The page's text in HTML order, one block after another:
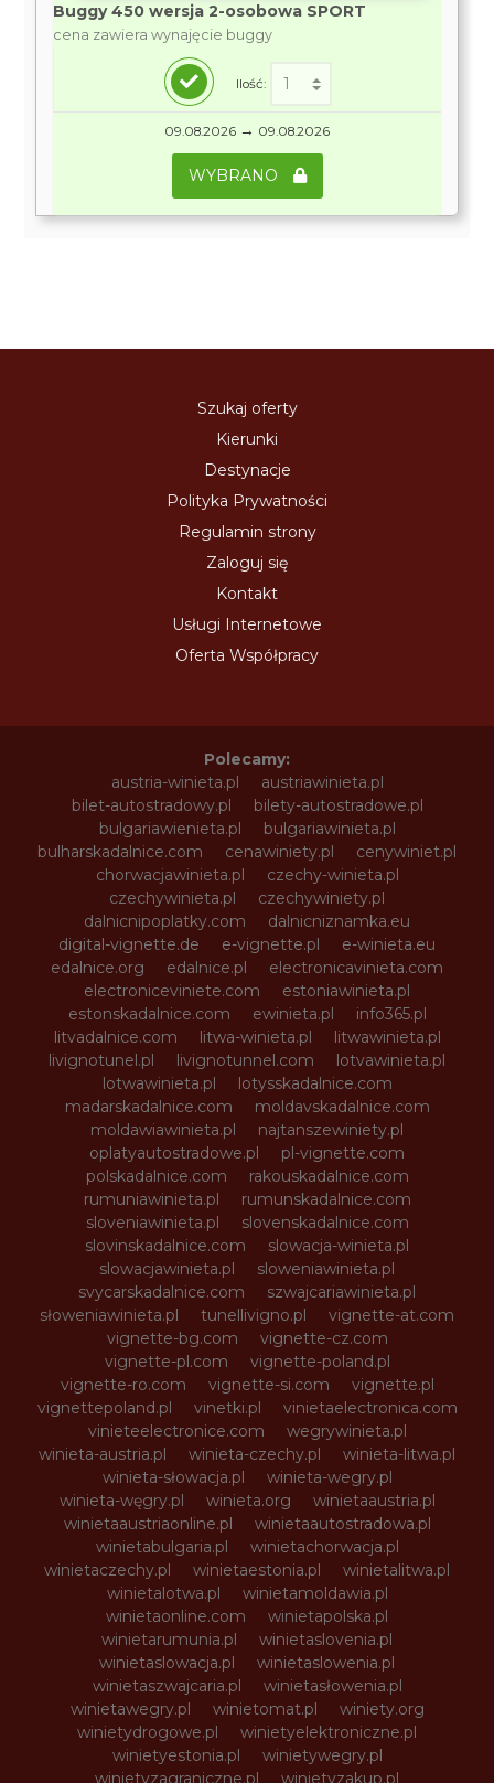
Buggy 450 wersja 2-osobowa SPORT
cena zawiera wynajęcie buggy
Ilość:
09.08.2026 → 09.08.2026
WYBRANO
Szukaj oferty
Kierunki
Destynacje
Polityka Prywatności
Regulamin strony
Zaloguj się
Kontakt
Usługi Internetowe
Oferta Współpracy
Polecamy:
austria-winieta.pl
austriawinieta.pl
bilet-autostradowy.pl
bilety-autostradowe.pl
bulgariawienieta.pl
bulgariawinieta.pl
bulharskadalnice.com
cenawiniety.pl
cenywiniet.pl
chorwacjawinieta.pl
czechy-winieta.pl
czechywinieta.pl
czechywiniety.pl
dalnicnipoplatky.com
dalnicniznamka.eu
digital-vignette.de
e-vignette.pl
e-winieta.eu
edalnice.org
edalnice.pl
electronicavinieta.com
electroniceviniete.com
estoniawinieta.pl
estonskadalnice.com
ewinieta.pl
info365.pl
litvadalnice.com
litwa-winieta.pl
litwawinieta.pl
livignotunel.pl
livignotunnel.com
lotvawinieta.pl
lotwawinieta.pl
lotysskadalnice.com
madarskadalnice.com
moldavskadalnice.com
moldawiawinieta.pl
najtanszewiniety.pl
oplatyautostradowe.pl
pl-vignette.com
polskadalnice.com
rakouskadalnice.com
rumuniawinieta.pl
rumunskadalnice.com
sloveniawinieta.pl
slovenskadalnice.com
slovinskadalnice.com
slowacja-winieta.pl
slowacjawinieta.pl
sloweniawinieta.pl
svycarskadalnice.com
szwajcariawinieta.pl
słoweniawinieta.pl
tunellivigno.pl
vignette-at.com
vignette-bg.com
vignette-cz.com
vignette-pl.com
vignette-poland.pl
vignette-ro.com
vignette-si.com
vignette.pl
vignettepoland.pl
vinetki.pl
vinietaelectronica.com
vinieteelectronice.com
wegrywinieta.pl
winieta-austria.pl
winieta-czechy.pl
winieta-litwa.pl
winieta-słowacja.pl
winieta-wegry.pl
winieta-węgry.pl
winieta.org
winietaaustria.pl
winietaaustriaonline.pl
winietaautostradowa.pl
winietabulgaria.pl
winietachorwacja.pl
winietaczechy.pl
winietaestonia.pl
winietalitwa.pl
winietalotwa.pl
winietamoldawia.pl
winietaonline.com
winietapolska.pl
winietarumunia.pl
winietaslovenia.pl
winietaslowacja.pl
winietaslowenia.pl
winietaszwajcaria.pl
winietasłowenia.pl
winietawegry.pl
winietomat.pl
winiety.org
winietydrogowe.pl
winietyelektroniczne.pl
winietyestonia.pl
winietywegry.pl
winietyzagraniczne.pl
winietyzakup.pl